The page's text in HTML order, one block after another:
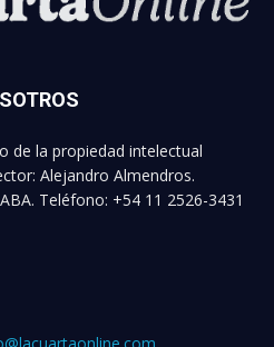
de la propiedad intelectual
Alejandro Almendros.
Teléfono: +54 11 2526-3431